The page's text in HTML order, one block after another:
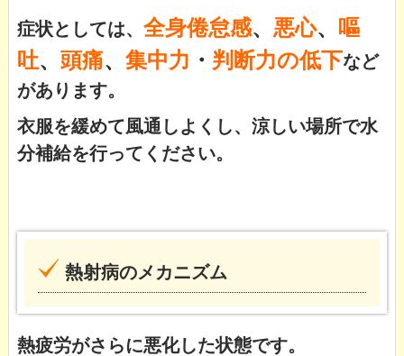
症状としては、 全身倦怠感、 悪心、 嘔
吐、 頭痛、 集中力 ・ 判断力の低下など
があります。
衣服を緩めて風通しよくし、涼しい場所で水
分補給を行ってください。
熱射病のメカニズム
熱疲労がさらに悪化した状態です。